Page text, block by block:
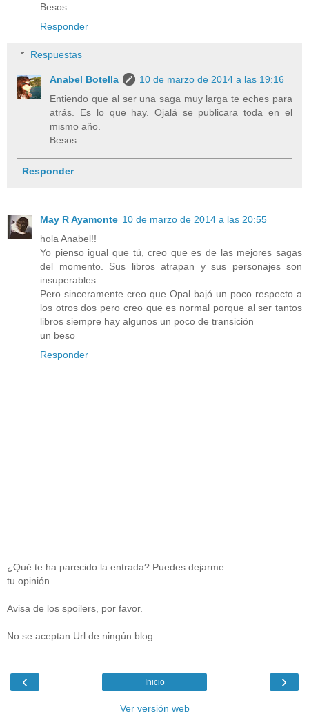
Besos
Responder
Respuestas
Anabel Botella
10 de marzo de 2014 a las 19:16
Entiendo que al ser una saga muy larga te eches para
atrás. Es lo que hay. Ojalá se publicara toda en el
mismo año.
Besos.
Responder
May R Ayamonte 10 de marzo de 2014 a las 20:55
hola Anabel!!
Yo pienso igual que tú, creo que es de las mejores sagas
del momento. Sus libros atrapan y sus personajes son
insuperables.
Pero sinceramente creo que Opal bajó un poco respecto a
los otros dos pero creo que es normal porque al ser tantos
libros siempre hay algunos un poco de transición
un beso
Responder
¿Qué te ha parecido la entrada? Puedes dejarme
tu opinión.
Avisa de los spoilers, por favor.
No se aceptan Url de ningún blog.
‹ ›
Inicio
Ver versión web